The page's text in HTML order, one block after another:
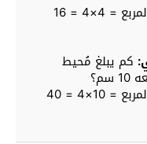
محيط المربع = 4×4 = 16
كم يبلغ مُحيط
محيط المربع = 10×4 = 40